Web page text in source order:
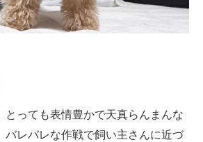
っても表情豊かで天真らんまんな
バレバレな作戦で飼い主さんに近づ